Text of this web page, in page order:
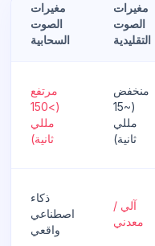
مغيرات
الصوت
التقليدية
مغيرات
الصوت
السحابية
منخفض
(~15
مللي
ثانية)
مرتفع
(>150
مللي
ثانية)
آلي /
معدني
ذكاء
اصطناعي
واقعي